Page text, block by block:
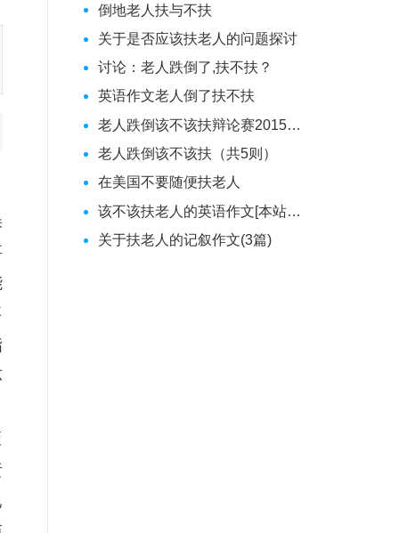
倒地老人扶与不扶
关于是否应该扶老人的问题探讨
讨论：老人跌倒了,扶不扶？
英语作文老人倒了扶不扶
老人跌倒该不该扶辩论赛2015（五篇材料）
老人跌倒该不该扶（共5则）
在美国不要随便扶老人
该不该扶老人的英语作文[本站推荐]
关于扶老人的记叙作文(3篇)